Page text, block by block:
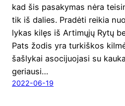
kad šis pasa­ky­mas nėra
tik iš dalies. Pra­dė­ti rei­kia
ly­kas kilęs iš Arti­mų­jų Rytų
Pats žodis yra tur­kiš­kos
šaš­ly­kai aso­ci­juo­ja­si su
geriau­si…
2022-06-19